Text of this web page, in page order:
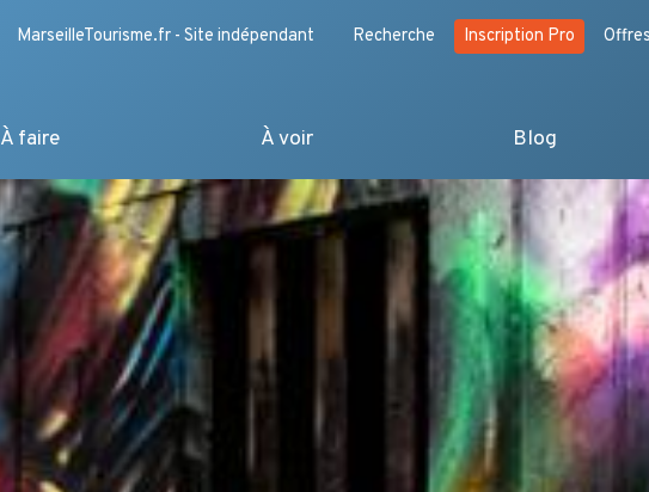
MarseilleTourisme.fr - Site indépendant Recherche Inscription Pro Offres
À faire À voir Blog